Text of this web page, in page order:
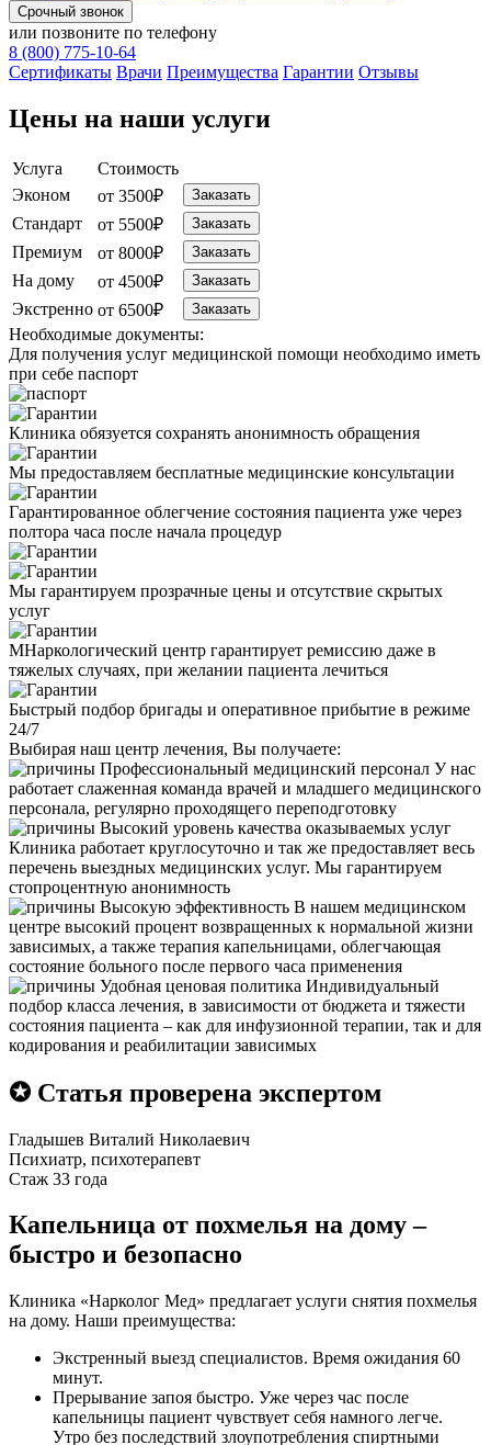
Срочный звонок
или позвоните по телефону
8 (800) 775-10-64
Cертификаты Врачи Преимущества Гарантии Отзывы
Цены на наши услуги
Услуга
Стоимость
Эконом
от 3500₽ Заказать
Стандарт от 5500₽ Заказать
Премиум от 8000₽ Заказать
На дому от 4500₽ Заказать
Экстренно от 6500₽ Заказать
Необходимые документы:
Для получения услуг медицинской помощи необходимо иметь
при себе паспорт
Клиника обязуется сохранять анонимность обращения
Мы предоставляем бесплатные медицинские консультации
Гарантированное облегчение состояния пациента уже через
полтора часа после начала процедур
Мы гарантируем прозрачные цены и отсутствие скрытых
услуг
МНаркологический центр гарантирует ремиссию даже в
тяжелых случаях, при желании пациента лечиться
Быстрый подбор бригады и оперативное прибытие в режиме
24/7
Выбирая наш центр лечения, Вы получаете:
Профессиональный медицинский персонал У нас
работает слаженная команда врачей и младшего медицинского
персонала, регулярно проходящего переподготовку
Высокий уровень качества оказываемых услуг
Клиника работает круглосуточно и так же предоставляет весь
перечень выездных медицинских услуг. Мы гарантируем
стопроцентную анонимность
Высокую эффективность В нашем медицинском
центре высокий процент возвращенных к нормальной жизни
зависимых, а также терапия капельницами, облегчающая
состояние больного после первого часа применения
Удобная ценовая политика Индивидуальный
подбор класса лечения, в зависимости от бюджета и тяжести
состояния пациента – как для инфузионной терапии, так и для
кодирования и реабилитации зависимых
✪ Статья проверена экспертом
Гладышев Виталий Николаевич
Психиатр, психотерапевт
Стаж 33 года
Капельница от похмелья на дому –
быстро и безопасно
Клиника «Нарколог Мед» предлагает услуги снятия похмелья
на дому. Наши преимущества:
Экстренный выезд специалистов. Время ожидания 60
минут.
Прерывание запоя быстро. Уже через час после
капельницы пациент чувствует себя намного легче.
Утро без последствий злоупотребления спиртными